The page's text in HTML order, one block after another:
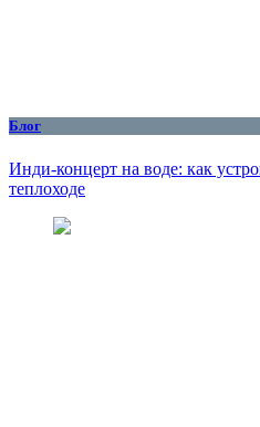
Блог
Инди-концерт на воде: как
теплоходе